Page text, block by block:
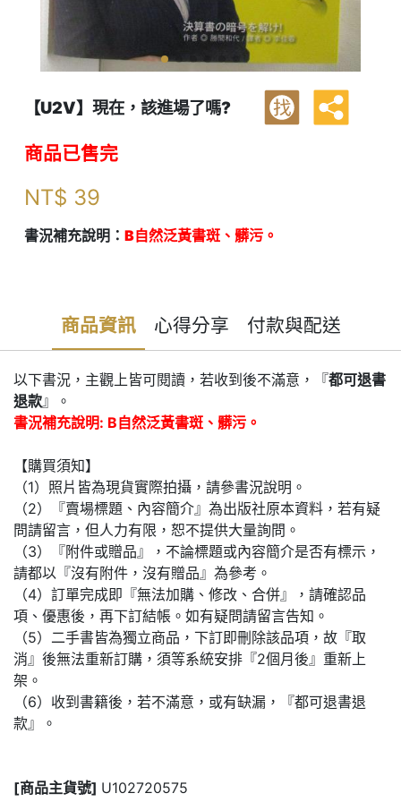
【U2V】現在，該進場了嗎? 找
商品已售完
NT$ 39
書況補充說明： B自然泛黃書斑、髒污。
商品資訊 心得分享 付款與配送
以下書況，主觀上皆可閱讀，若收到後不滿意，『都可退書
退款』。
書況補充說明: B自然泛黃書斑、髒污。
【購買須知】
（1）照片皆為現貨實際拍攝，請參書況說明。
（2）『賣場標題、內容簡介』為出版社原本資料，若有疑
問請留言，但人力有限，恕不提供大量詢問。
（3）『附件或贈品』，不論標題或內容簡介是否有標示，
請都以『沒有附件，沒有贈品』為參考。
（4）訂單完成即『無法加購、修改、合併』，請確認品
項、優惠後，再下訂結帳。如有疑問請留言告知。
（5）二手書皆為獨立商品，下訂即刪除該品項，故『取
消』後無法重新訂購，須等系統安排『2個月後』重新上
架。
（6）收到書籍後，若不滿意，或有缺漏，『都可退書退
款』。
[商品主貨號] U102720575